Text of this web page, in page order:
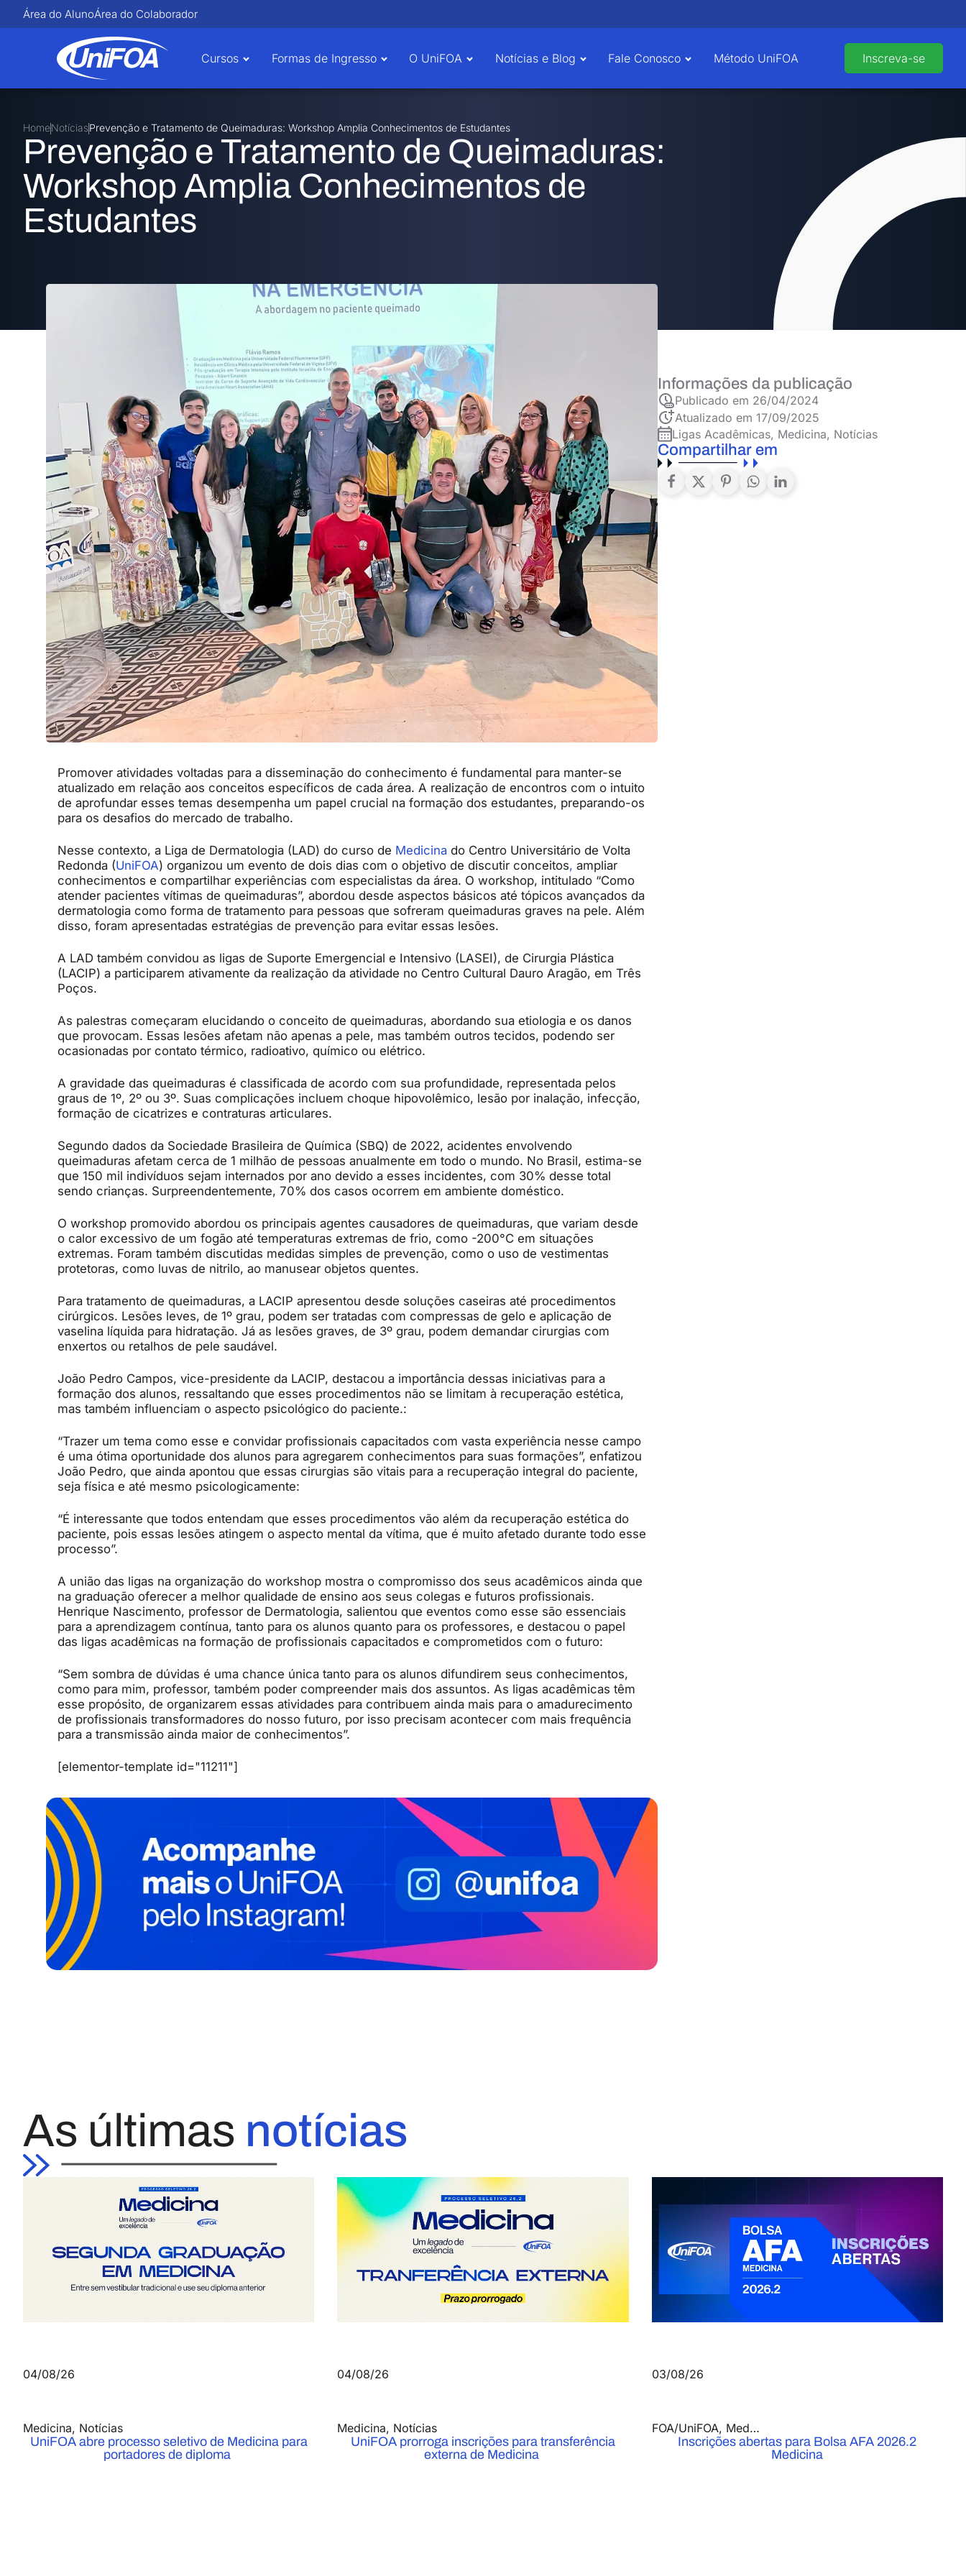
Área do AlunoÁrea do Colaborador
Cursos Formas de Ingresso O UniFOA Notícias e Blog Fale Conosco Método UniFOA Inscreva-se
HomeNotíciasPrevenção e Tratamento de Queimaduras: Workshop Amplia Conhecimentos de Estudantes
Prevenção e Tratamento de Queimaduras:
Workshop Amplia Conhecimentos de
Estudantes
Promover atividades voltadas para a disseminação do conhecimento é fundamental para manter-se
atualizado em relação aos conceitos específicos de cada área. A realização de encontros com o intuito
de aprofundar esses temas desempenha um papel crucial na formação dos estudantes, preparando-os
para os desafios do mercado de trabalho.
Nesse contexto, a Liga de Dermatologia (LAD) do curso de Medicina do Centro Universitário de Volta
Redonda (UniFOA) organizou um evento de dois dias com o objetivo de discutir conceitos, ampliar
conhecimentos e compartilhar experiências com especialistas da área. O workshop, intitulado “Como
atender pacientes vítimas de queimaduras”, abordou desde aspectos básicos até tópicos avançados da
dermatologia como forma de tratamento para pessoas que sofreram queimaduras graves na pele. Além
disso, foram apresentadas estratégias de prevenção para evitar essas lesões.
A LAD também convidou as ligas de Suporte Emergencial e Intensivo (LASEI), de Cirurgia Plástica
(LACIP) a participarem ativamente da realização da atividade no Centro Cultural Dauro Aragão, em Três
Poços.
As palestras começaram elucidando o conceito de queimaduras, abordando sua etiologia e os danos
que provocam. Essas lesões afetam não apenas a pele, mas também outros tecidos, podendo ser
ocasionadas por contato térmico, radioativo, químico ou elétrico.
A gravidade das queimaduras é classificada de acordo com sua profundidade, representada pelos
graus de 1º, 2º ou 3º. Suas complicações incluem choque hipovolêmico, lesão por inalação, infecção,
formação de cicatrizes e contraturas articulares.
Segundo dados da Sociedade Brasileira de Química (SBQ) de 2022, acidentes envolvendo
queimaduras afetam cerca de 1 milhão de pessoas anualmente em todo o mundo. No Brasil, estima-se
que 150 mil indivíduos sejam internados por ano devido a esses incidentes, com 30% desse total
sendo crianças. Surpreendentemente, 70% dos casos ocorrem em ambiente doméstico.
O workshop promovido abordou os principais agentes causadores de queimaduras, que variam desde
o calor excessivo de um fogão até temperaturas extremas de frio, como -200°C em situações
extremas. Foram também discutidas medidas simples de prevenção, como o uso de vestimentas
protetoras, como luvas de nitrilo, ao manusear objetos quentes.
Para tratamento de queimaduras, a LACIP apresentou desde soluções caseiras até procedimentos
cirúrgicos. Lesões leves, de 1º grau, podem ser tratadas com compressas de gelo e aplicação de
vaselina líquida para hidratação. Já as lesões graves, de 3º grau, podem demandar cirurgias com
enxertos ou retalhos de pele saudável.
João Pedro Campos, vice-presidente da LACIP, destacou a importância dessas iniciativas para a
formação dos alunos, ressaltando que esses procedimentos não se limitam à recuperação estética,
mas também influenciam o aspecto psicológico do paciente.:
“Trazer um tema como esse e convidar profissionais capacitados com vasta experiência nesse campo
é uma ótima oportunidade dos alunos para agregarem conhecimentos para suas formações”, enfatizou
João Pedro, que ainda apontou que essas cirurgias são vitais para a recuperação integral do paciente,
seja física e até mesmo psicologicamente:
“É interessante que todos entendam que esses procedimentos vão além da recuperação estética do
paciente, pois essas lesões atingem o aspecto mental da vítima, que é muito afetado durante todo esse
processo”.
A união das ligas na organização do workshop mostra o compromisso dos seus acadêmicos ainda que
na graduação oferecer a melhor qualidade de ensino aos seus colegas e futuros profissionais.
Henrique Nascimento, professor de Dermatologia, salientou que eventos como esse são essenciais
para a aprendizagem contínua, tanto para os alunos quanto para os professores, e destacou o papel
das ligas acadêmicas na formação de profissionais capacitados e comprometidos com o futuro:
“Sem sombra de dúvidas é uma chance única tanto para os alunos difundirem seus conhecimentos,
como para mim, professor, também poder compreender mais dos assuntos. As ligas acadêmicas têm
esse propósito, de organizarem essas atividades para contribuem ainda mais para o amadurecimento
de profissionais transformadores do nosso futuro, por isso precisam acontecer com mais frequência
para a transmissão ainda maior de conhecimentos”.
[elementor-template id="11211"]
Informações da publicação
Publicado em 26/04/2024
Atualizado em 17/09/2025
Ligas Acadêmicas, Medicina, Notícias
Compartilhar em
As últimas notícias
04/08/26
Medicina, Notícias
UniFOA abre processo seletivo de Medicina para
portadores de diploma
04/08/26
Medicina, Notícias
UniFOA prorroga inscrições para transferência
externa de Medicina
03/08/26
FOA/UniFOA, Medicina
Inscrições abertas para Bolsa AFA 2026.2
Medicina